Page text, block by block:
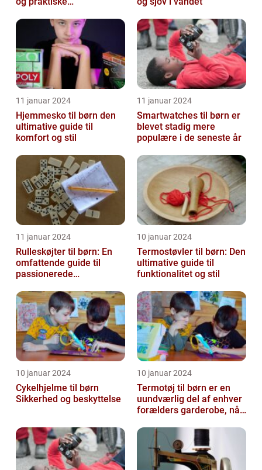
11 januar 2024
Hjemmesko til børn den
ultimative guide til
komfort og stil
11 januar 2024
Smartwatches til børn er
blevet stadig mere
populære i de seneste år
11 januar 2024
Rulleskøjter til børn: En
omfattende guide til
passionerede
10 januar 2024
Termostøvler til børn: Den
ultimative guide til
funktionalitet og stil
10 januar 2024
Cykelhjelme til børn
Sikkerhed og beskyttelse
10 januar 2024
Termotøj til børn er en
uundværlig del af enhver
forælders garderobe, når
de...